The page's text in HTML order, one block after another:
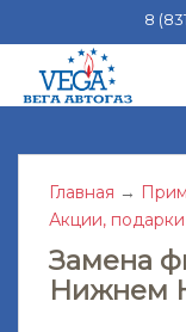
8
i
Главная →
Акции, подарки
Замена
Нижнем